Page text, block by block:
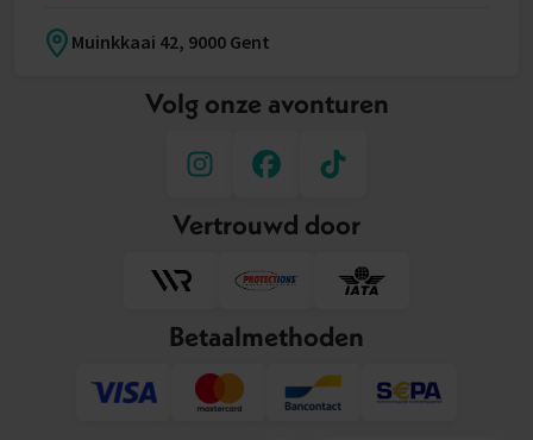
Muinkkaai 42, 9000 Gent
Volg onze avonturen
Vertrouwd door
Betaalmethoden